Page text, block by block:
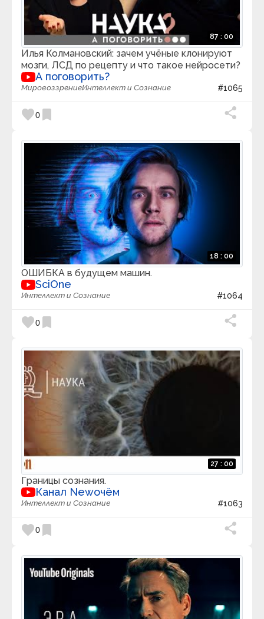
87 : 00
Илья Колмановский: зачем учёные клонируют
мозги, ЛСД по рецепту и что такое нейросети?
А поговорить?
МировоззрениеИнтеллект и Сознание #1065
favorite0 bookmark
18 : 00
ОШИБКА в будущем машин.
SciOne
Интеллект и Сознание #1064
favorite0 bookmark
27 : 00
Границы сознания.
Канал Newочём
Интеллект и Сознание #1063
favorite0 bookmark